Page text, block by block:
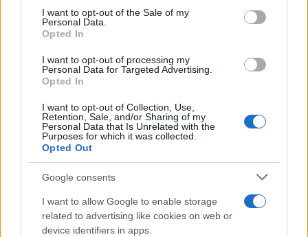
consent section.
I want to opt-out of the Sale of my
Personal Data.
Opted In
I want to opt-out of processing my
Personal Data for Targeted Advertising.
Opted In
I want to opt-out of Collection, Use,
Retention, Sale, and/or Sharing of my
Personal Data that Is Unrelated with the
Purposes for which it was collected.
Opted Out
Google consents
I want to allow Google to enable storage
related to advertising like cookies on web or
device identifiers in apps.
Οι σημερινές θεραπείες στοχεύουν στη
φλεγμονή
Ερ:Ποια είναι η τελευταία λέξη της θεραπείας, εκτός από
Τα τεχνητά δάκρυα εξακολουθούν να αποτελούν το
βασικό εργαλείο, αλλά πλέον δεν είναι η μοναδική επιλογή.
Σήμερα, διαθέτουμε θεραπείες που στοχεύουν στη
φλεγμονή. Υπάρχουν εξειδικευμένες αγωγές για τη
δυσλειτουργία των μεϊβομιανών αδένων (σσ μικροί αδένες
που βρίσκονται μέσα στα βλέφαρα) Υπάρχουν επίσης, τα
βύσματα δακρυϊκών σημείων, τα οποία τοποθετούνται
στους δακρυϊκούς πόρους και βοηθούν στη διατήρηση των
φυσικών δακρύων στην επιφάνεια του ματιού για